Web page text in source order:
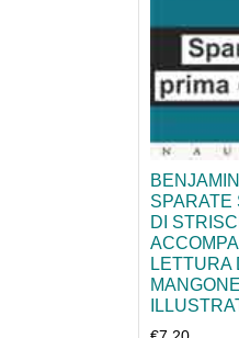
SPARATE
DI
LETTURA